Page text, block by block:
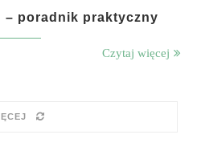
– poradnik praktyczny
Czytaj więcej